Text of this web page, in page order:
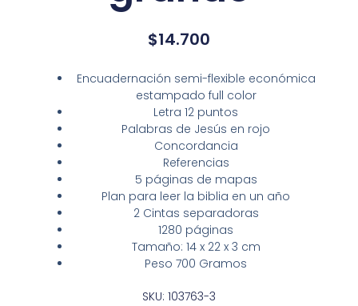
$14.700
Encuadernación semi-flexible económica
estampado full color
Letra 12 puntos
Palabras de Jesús en rojo
Concordancia
Referencias
5 páginas de mapas
Plan para leer la biblia en un año
2 Cintas separadoras
1280 páginas
Tamaño: 14 x 22 x 3 cm
Peso 700 Gramos
SKU: 103763-3